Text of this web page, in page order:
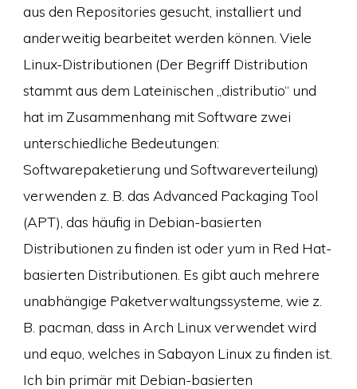
aus den Repositories gesucht, installiert und
anderweitig bearbeitet werden können. Viele
Linux-Distributionen (Der Begriff Distribution
stammt aus dem Lateinischen „distributio“ und
hat im Zusammenhang mit Software zwei
unterschiedliche Bedeutungen:
Softwarepaketierung und Softwareverteilung)
verwenden z. B. das Advanced Packaging Tool
(APT), das häufig in Debian-basierten
Distributionen zu finden ist oder yum in Red Hat-
basierten Distributionen. Es gibt auch mehrere
unabhängige Paketverwaltungssysteme, wie z.
B. pacman, dass in Arch Linux verwendet wird
und equo, welches in Sabayon Linux zu finden ist.
Ich bin primär mit Debian-basierten